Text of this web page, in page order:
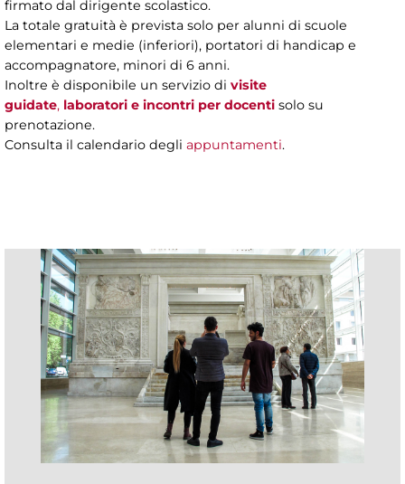
firmato dal dirigente scolastico.
La totale gratuità è prevista solo per alunni di scuole
elementari e medie (inferiori), portatori di handicap e
accompagnatore, minori di 6 anni.
Inoltre è disponibile un servizio di visite
guidate, laboratori e incontri per docenti solo su
prenotazione.
Consulta il calendario degli appuntamenti.